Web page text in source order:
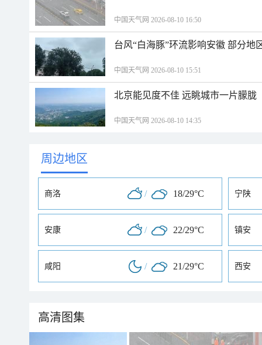
中国天气网 2026-08-10 16:50
台风“白海豚”环流影响安徽 部分地
中国天气网 2026-08-10 15:51
北京能见度不佳 远眺城市一片朦胧
中国天气网 2026-08-10 14:35
周边地区
商洛 / 18/29°C 宁陕
安康 / 22/29°C 镇安
咸阳 / 21/29°C 西安
高清图集